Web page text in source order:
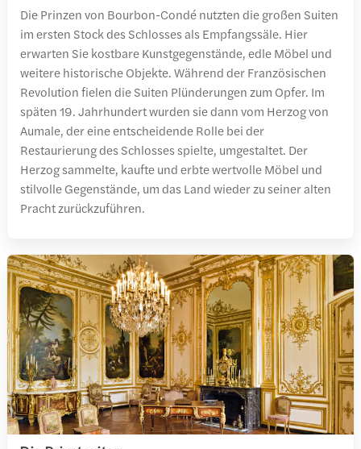
Die Prinzen von Bourbon-Condé nutzten die großen Suiten
im ersten Stock des Schlosses als Empfangssäle. Hier
erwarten Sie kostbare Kunstgegenstände, edle Möbel und
weitere historische Objekte. Während der Französischen
Revolution fielen die Suiten Plünderungen zum Opfer. Im
späten 19. Jahrhundert wurden sie dann vom Herzog von
Aumale, der eine entscheidende Rolle bei der
Restaurierung des Schlosses spielte, umgestaltet. Der
Herzog sammelte, kaufte und erbte wertvolle Möbel und
stilvolle Gegenstände, um das Land wieder zu seiner alten
Pracht zurückzuführen.